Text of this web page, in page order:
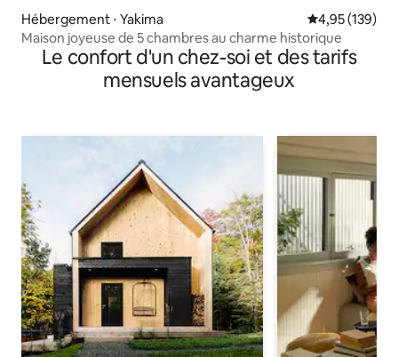
Hébergement ⋅ Yakima Évaluation
4,95 (139)
Maison joyeuse de 5 chambres au charme historique
Le confort d'un chez-soi et des tarifs
mensuels avantageux